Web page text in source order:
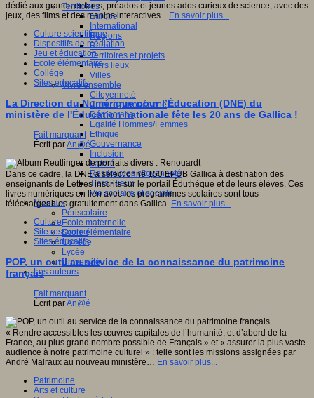
Territoires
Europe
International
Régions
Ruralité
Territoires et projets
Tiers lieux
Villes
Vivre ensemble
Citoyenneté
Culture européenne
Démocratie
Egalité Hommes/Femmes
Ethique
Gouvernance
Inclusion
Laïcité
Ressources citoyenneté
Tiers - lieux
Vie scolaire et sociale
Niveaux
Périscolaire
Ecole maternelle
Ecole élémentaire
Collège
Lycée
Université
Les auteurs
dédié aux grands enfants, préados et jeunes ados curieux de science, avec des
jeux, des films et des manips interactives... En savoir plus...
Culture scientifique
Dispositifs de médiation
Jeu et éducation
Ecole élémentaire
Collège
Sites éducatifs
La Direction du Numérique pour l’Éducation (DNE) du
ministère de l'Éducation nationale fête les 20 ans de Gallica !
Fait marquant
Écrit parAn@é
Dans ce cadre, la DNE a sélectionné 150 EPUB Gallica à destination des
enseignants de Lettres inscrits sur le portail Éduthèque et de leurs élèves. Ces
livres numériques en lien avec les programmes scolaires sont tous
téléchargeables gratuitement dans Gallica. En savoir plus...
Culture
Site ressource
Sites éducatifs
POP, un outil au service de la connaissance du patrimoine
français
Fait marquant
Écrit parAn@é
« Rendre accessibles les œuvres capitales de l’humanité, et d’abord de la
France, au plus grand nombre possible de Français » et « assurer la plus vaste
audience à notre patrimoine culturel » : telle sont les missions assignées par
André Malraux au nouveau ministère… En savoir plus...
Patrimoine
Arts et culture